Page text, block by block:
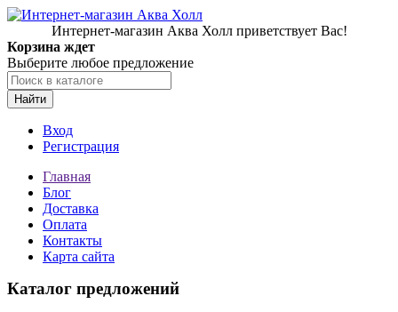
Интернет-магазин Аква Холл приветствует Вас!
Корзина ждет
Выберите любое предложение
Найти
Вход
Регистрация
Главная
Блог
Доставка
Оплата
Контакты
Карта сайта
Каталог предложений